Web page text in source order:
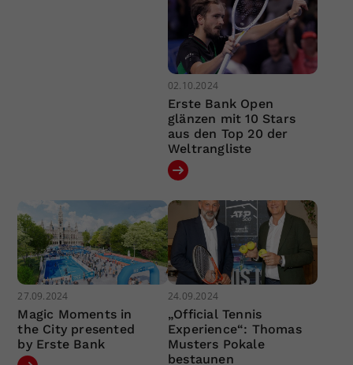
02.10.2024
Erste Bank Open
glänzen mit 10 Stars
aus den Top 20 der
Weltrangliste
27.09.2024
Magic Moments in
the City presented
by Erste Bank
24.09.2024
„Official Tennis
Experience“: Thomas
Musters Pokale
bestaunen